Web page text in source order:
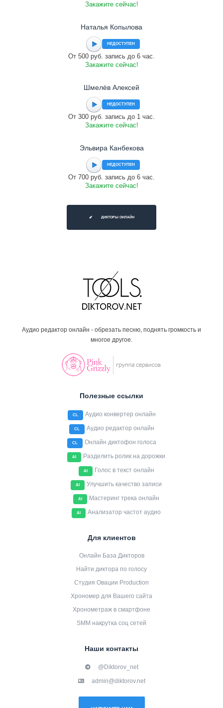
Закажите сейчас!
Наталья Копылова
НЕДОСТУПЕН
От 500 руб. запись до 6 час.
Закажите сейчас!
Шмелёв Алексей
НЕДОСТУПЕН
От 300 руб. запись до 1 час.
Закажите сейчас!
Эльвира Канбекова
НЕДОСТУПЕН
От 700 руб. запись до 6 час.
Закажите сейчас!
ДИКТОРЫ ОНЛАЙН
Аудио редактор онлайн - обрезать песню, поднять громкость и
многое другое.
Полезные ссылки
CL Аудио конвертер онлайн
CL Аудио редактор онлайн
CL Онлайн диктофон голоса
AI Разделить ролик на дорожки
AI Голос в текст онлайн
AI Улучшить качество записи
AI Мастеринг трека онлайн
AI Анализатор частот аудио
Для клиентов
Онлайн База Дикторов
Найти диктора по голосу
Студия Овации Production
Хрономер для Вашего сайта
Хронометраж в смартфоне
SMM накрутка соц сетей
Наши контакты
@Diktorov_net
admin@diktorov.net